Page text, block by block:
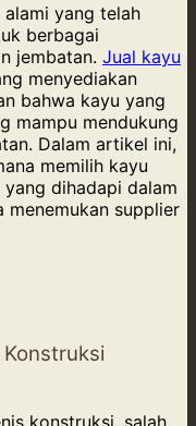
yang telah
berbagai
jembatan. Jual kayu
menyediakan
bahwa kayu yang
mampu mendukung
Dalam artikel ini,
memilih kayu
dihadapi dalam
menemukan supplier